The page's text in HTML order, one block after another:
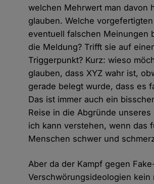
welchen Mehrwert man davon
glauben. Welche
eventuell falschen Meinungen
die Meldung? Trifft sie auf
Triggerpunkt? Kurz: wieso
glauben, dass XYZ wahr ist,
gerade belegt wurde, dass es
Das ist immer auch ein
Reise in die Abgründe unseres
ich kann verstehen, wenn das
Menschen schwer und
Aber da der Kampf gegen
Verschwörungsideologien kein